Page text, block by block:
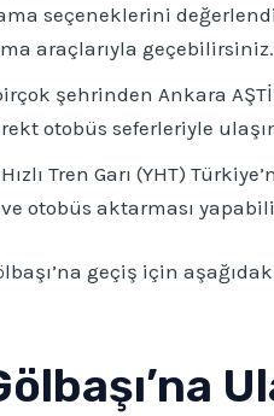
seçeneklerini
araçlarıyla geçebilirsiniz.
şehrinden Ankara
otobüs seferleriyle
Tren Garı (YHT)
otobüs aktarması
geçiş için